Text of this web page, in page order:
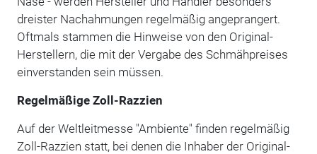
dreister Nachahmungen regelmäßig angeprangert.
Oftmals stammen die Hinweise von den Original-
Herstellern, die mit der Vergabe des Schmähpreises
einverstanden sein müssen.
Regelmäßige Zoll-Razzien
Auf der Weltleitmesse "Ambiente" finden regelmäßig
Zoll-Razzien statt, bei denen die Inhaber der Original-